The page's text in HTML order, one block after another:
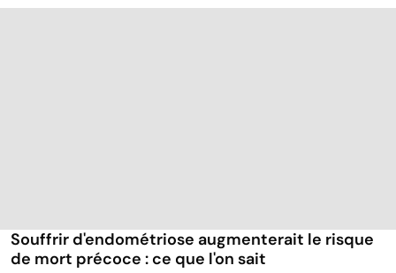
Souffrir d'endométriose augmenterait le risque
de mort précoce : ce que l'on sait